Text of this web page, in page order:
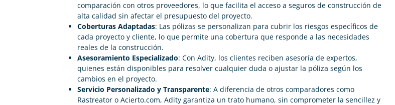
comparación con otros proveedores, lo que facilita el acceso a seguros de construcción de
alta calidad sin afectar el presupuesto del proyecto.
Coberturas Adaptadas: Las pólizas se personalizan para cubrir los riesgos específicos de
cada proyecto y cliente, lo que permite una cobertura que responde a las necesidades
reales de la construcción.
Asesoramiento Especializado: Con Adity, los clientes reciben asesoría de expertos,
quienes están disponibles para resolver cualquier duda o ajustar la póliza según los
cambios en el proyecto.
Servicio Personalizado y Transparente: A diferencia de otros comparadores como
Rastreator o Acierto.com, Adity garantiza un trato humano, sin comprometer la sencillez y